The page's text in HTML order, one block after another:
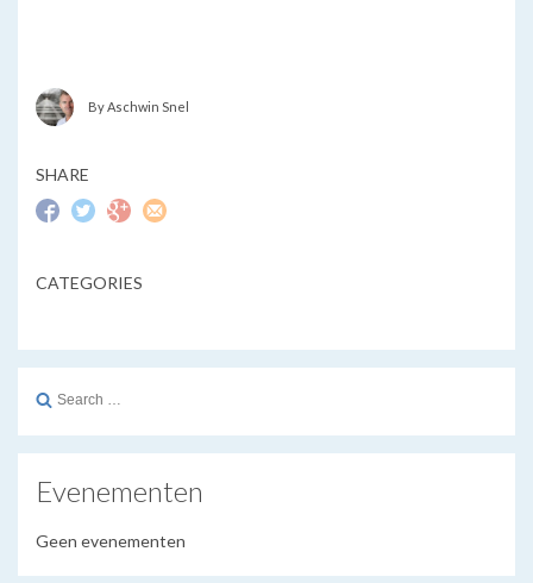
By Aschwin Snel
SHARE
CATEGORIES
Search
Evenementen
Geen evenementen